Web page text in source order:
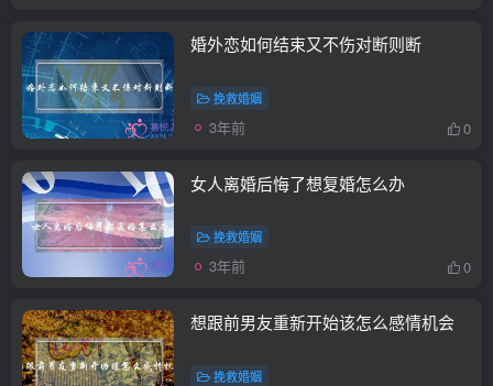
婚外恋如何结束又不伤对断则断
挽救婚姻
3年前 0
女人离婚后悔了想复婚怎么办
挽救婚姻
3年前 0
想跟前男友重新开始该怎么感情机会
挽救婚姻